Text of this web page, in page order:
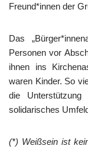
Freund*innen der
Das
Personen vor
ihnen ins
waren Kinder. So
die
solidarisches
(*) Weißsein ist